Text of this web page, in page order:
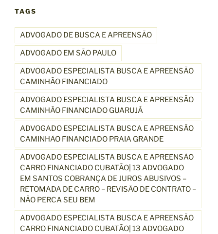
TAGS
ADVOGADO DE BUSCA E APREENSÃO
ADVOGADO EM SÃO PAULO
ADVOGADO ESPECIALISTA BUSCA E APREENSÃO
CAMINHÃO FINANCIADO
ADVOGADO ESPECIALISTA BUSCA E APREENSÃO
CAMINHÃO FINANCIADO GUARUJÁ
ADVOGADO ESPECIALISTA BUSCA E APREENSÃO
CAMINHÃO FINANCIADO PRAIA GRANDE
ADVOGADO ESPECIALISTA BUSCA E APREENSÃO
CARRO FINANCIADO CUBATÃO| 13 ADVOGADO
EM SANTOS COBRANÇA DE JUROS ABUSIVOS –
RETOMADA DE CARRO – REVISÃO DE CONTRATO –
NÃO PERCA SEU BEM
ADVOGADO ESPECIALISTA BUSCA E APREENSÃO
CARRO FINANCIADO CUBATÃO| 13 ADVOGADO